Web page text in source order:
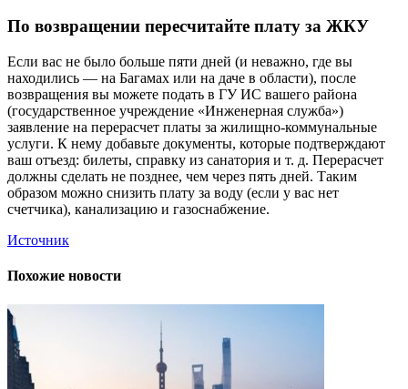
По возвращении пересчитайте плату за ЖКУ
Если вас не было больше пяти дней (и неважно, где вы
находились — на Багамах или на даче в области), после
возвращения вы можете подать в ГУ ИС вашего района
(государственное учреждение «Инженерная служба»)
заявление на перерасчет платы за жилищно-коммунальные
услуги. К нему добавьте документы, которые подтверждают
ваш отъезд: билеты, справку из санатория и т. д. Перерасчет
должны сделать не позднее, чем через пять дней. Таким
образом можно снизить плату за воду (если у вас нет
счетчика), канализацию и газоснабжение.
Источник
Похожие новости